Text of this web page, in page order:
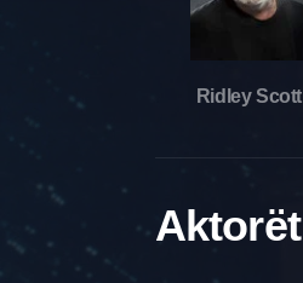
Ridley Scott
Aktorët